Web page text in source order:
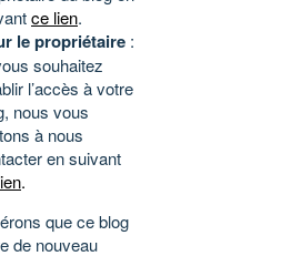
ce lien.
le propriétaire :
souhaitez
l’accès à votre
nous vous
à nous
en suivant
.
que ce blog
de nouveau